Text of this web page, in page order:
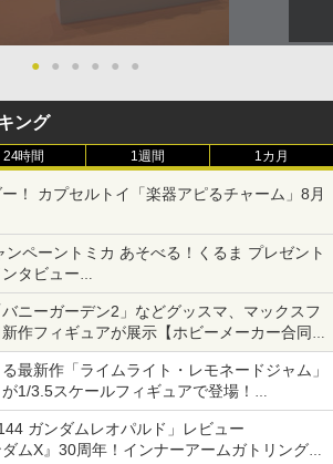
● ● ● ● ● ●
ング
24時間 1週間 1カ月
！ カプセルトイ「楽器アピるチャーム」8月
など5種各3色
ンペーントミカ あそべる！くるま プレゼント
タビュー
っぱ寿司ならではの体験とコラボの楽しさを
バニーガーデン2」などグッスマ、マックスフ
作フィギュアが展示【ホビーメーカー合同展
最新作「ライムライト・レモネードジャム」
1/3.5スケールフィギュアで登場！
るオプションパーツが付属
ガンダムレオパルド」レビュー
ダムX』30周年！インナーアームガトリングの